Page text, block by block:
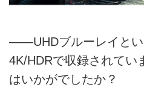
――UHDブルーレイとい
4K/HDRで収録されてい
はいかがでしたか？